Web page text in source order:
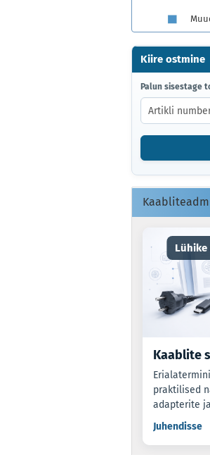
Kiire ostmine
PALUN
SISESTAGE
TOOTE
NUMBER
VÕI
KOOD.
Palun sisestage
Kaablite
praktilised
adapterite
Juhendisse